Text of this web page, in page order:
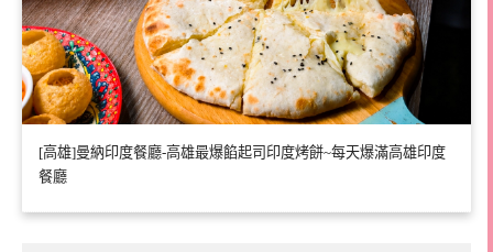
[高雄]曼納印度餐廳-高雄最爆餡起司印度烤餅~每天爆滿高雄印度
餐廳